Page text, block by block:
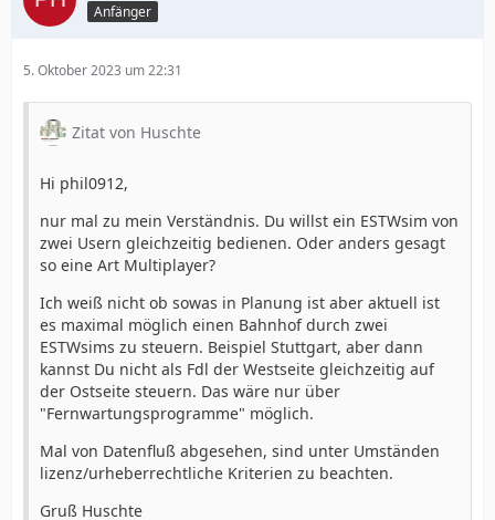
Anfänger
5. Oktober 2023 um 22:31
Zitat von Huschte
Hi phil0912,
nur mal zu mein Verständnis. Du willst ein ESTWsim von
zwei Usern gleichzeitig bedienen. Oder anders gesagt
so eine Art Multiplayer?
Ich weiß nicht ob sowas in Planung ist aber aktuell ist
es maximal möglich einen Bahnhof durch zwei
ESTWsims zu steuern. Beispiel Stuttgart, aber dann
kannst Du nicht als Fdl der Westseite gleichzeitig auf
der Ostseite steuern. Das wäre nur über
"Fernwartungsprogramme" möglich.
Mal von Datenfluß abgesehen, sind unter Umständen
lizenz/urheberrechtliche Kriterien zu beachten.
Gruß Huschte